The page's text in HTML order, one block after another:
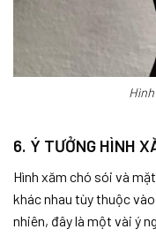
6. Ý TƯỞNG HÌNH
Hình xăm chó sói và
khác nhau tùy thuộc
nhiên, đây là một vài ý